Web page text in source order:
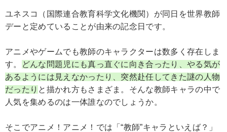
ユネスコ（国際連合教育科学文化機関）が同日を世界教師
デーと定めていることが由来の記念日です。
アニメやゲームでも教師のキャラクターは数多く存在しま
す。
どんな問題児にも真っ直ぐに向き合ったり、やる気が
あるようには見えなかったり、突然赴任してきた謎の人物
だったり と描かれ方もさまざま。そんな教師キャラの中で
人気を集めるのは一体誰なのでしょうか。
そこでアニメ！アニメ！では「“教師”キャラといえば？」